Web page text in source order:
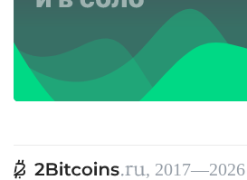
, 2017—2026